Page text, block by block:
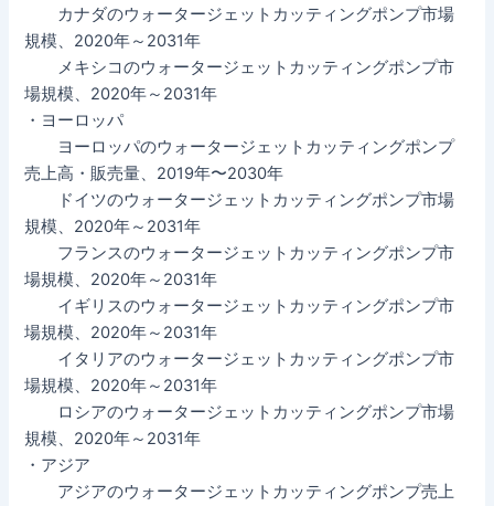
カナダのウォータージェットカッティングポンプ市場
規模、2020年～2031年
メキシコのウォータージェットカッティングポンプ市
場規模、2020年～2031年
・ヨーロッパ
ヨーロッパのウォータージェットカッティングポンプ
売上高・販売量、2019年〜2030年
ドイツのウォータージェットカッティングポンプ市場
規模、2020年～2031年
フランスのウォータージェットカッティングポンプ市
場規模、2020年～2031年
イギリスのウォータージェットカッティングポンプ市
場規模、2020年～2031年
イタリアのウォータージェットカッティングポンプ市
場規模、2020年～2031年
ロシアのウォータージェットカッティングポンプ市場
規模、2020年～2031年
・アジア
アジアのウォータージェットカッティングポンプ売上